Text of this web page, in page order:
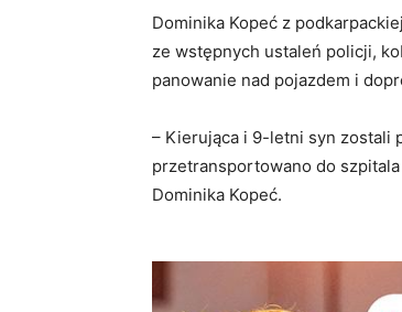
Dominika Kopeć z
ze wstępnych ustaleń policji,
panowanie nad pojazdem i
– Kierująca i 9-letni syn zostali
przetransportowano do szpitala
Dominika Kopeć.